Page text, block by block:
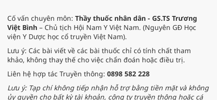
Cố vấn chuyên môn: Thầy thuốc nhân dân - GS.TS Trương
Việt Bình – Chủ tịch Hội Nam Y Việt Nam. (Nguyên GĐ Học
viện Y Dược học cổ truyền Việt Nam).
Lưu ý: Các bài viết về các bài thuốc chỉ có tính chất tham
khảo, không thay thế cho việc chẩn đoán hoặc điều trị.
Liên hệ hợp tác Truyền thông: 0898 582 228
Lưu ý: Tạp chí không tiếp nhận hỗ trợ bằng tiền mặt và không
ủy quyền cho bất kỳ tài khoản, công ty truyền thông hoặc cá